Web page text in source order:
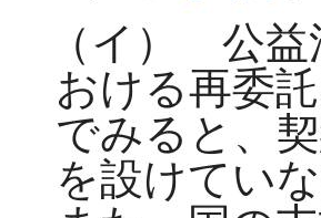
（イ） 公益
おける再委
でみると、
を設けてい